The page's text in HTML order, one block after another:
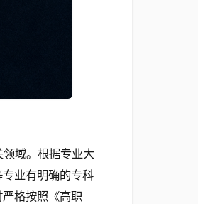
域。根据专业大
业有明确的专科
格按照《高职